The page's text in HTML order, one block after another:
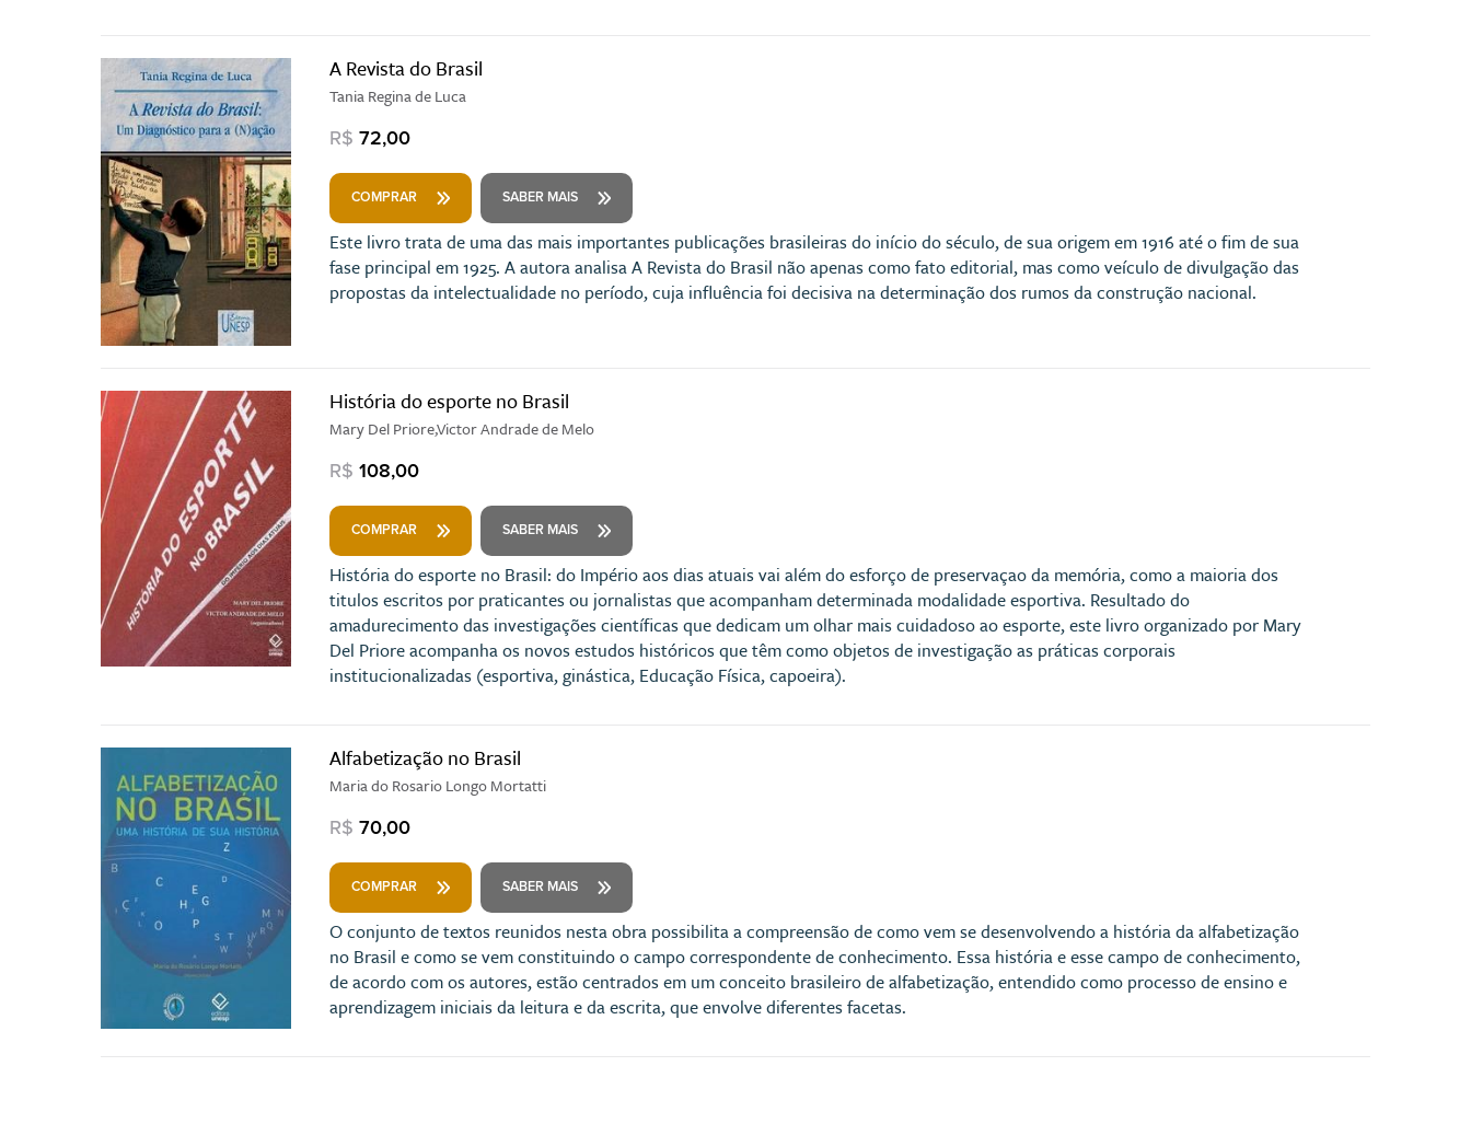
A Revista do Brasil
Tania Regina de Luca
R$ 72,00
COMPRAR SABER MAIS
Este livro trata de uma das mais importantes publicações brasileiras do início do século, de sua origem em 1916 até o fim de sua
fase principal em 1925. A autora analisa A Revista do Brasil não apenas como fato editorial, mas como veículo de divulgação das
propostas da intelectualidade no período, cuja influência foi decisiva na determinação dos rumos da construção nacional.
História do esporte no Brasil
Mary Del Priore,Victor Andrade de Melo
R$ 108,00
COMPRAR SABER MAIS
História do esporte no Brasil: do Império aos dias atuais vai além do esforço de preservaçao da memória, como a maioria dos
titulos escritos por praticantes ou jornalistas que acompanham determinada modalidade esportiva. Resultado do
amadurecimento das investigações científicas que dedicam um olhar mais cuidadoso ao esporte, este livro organizado por Mary
Del Priore acompanha os novos estudos históricos que têm como objetos de investigação as práticas corporais
institucionalizadas (esportiva, ginástica, Educação Física, capoeira).
Alfabetização no Brasil
Maria do Rosario Longo Mortatti
R$ 70,00
COMPRAR SABER MAIS
O conjunto de textos reunidos nesta obra possibilita a compreensão de como vem se desenvolvendo a história da alfabetização
no Brasil e como se vem constituindo o campo correspondente de conhecimento. Essa história e esse campo de conhecimento,
de acordo com os autores, estão centrados em um conceito brasileiro de alfabetização, entendido como processo de ensino e
aprendizagem iniciais da leitura e da escrita, que envolve diferentes facetas.